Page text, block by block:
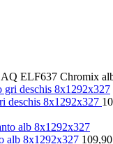
ELF637 Chromix
deschis 8x1292x327
alb 8x1292x327 109,90